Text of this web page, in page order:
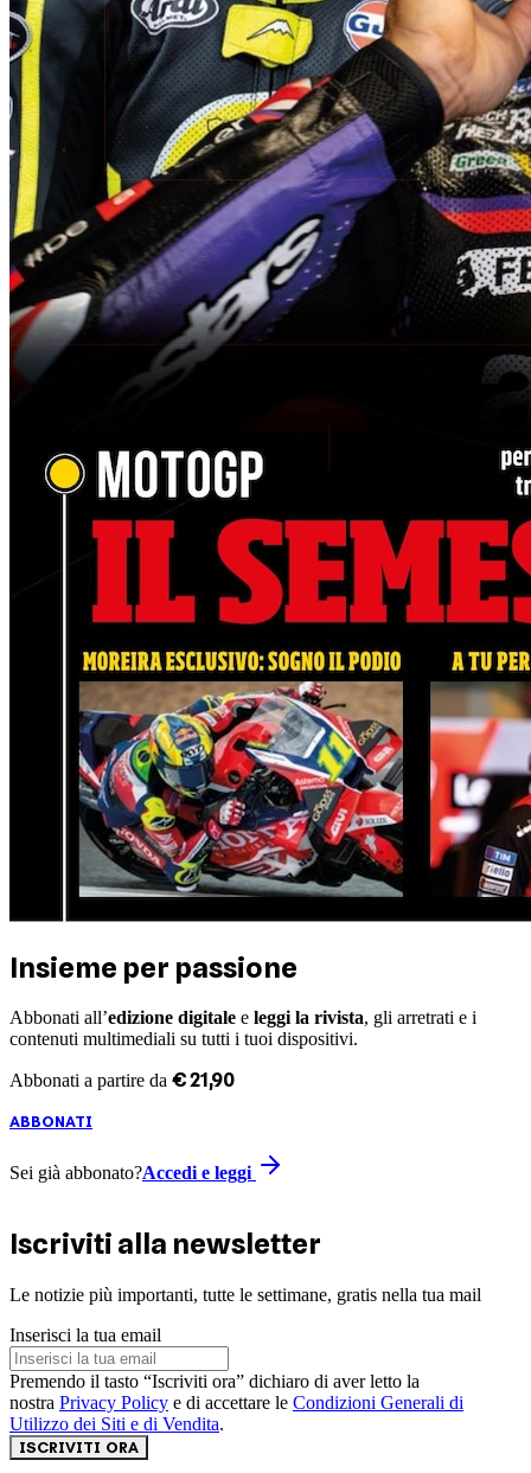
Insieme per passione
Abbonati all’edizione digitale e leggi la rivista, gli arretrati e i
contenuti multimediali su tutti i tuoi dispositivi.
Abbonati a partire da €21 ,90
ABBONATI
Sei già abbonato?Accedi e leggi
Iscriviti alla newsletter
Le notizie più importanti, tutte le settimane, gratis nella tua mail
Inserisci la tua email
Premendo il tasto “Iscriviti ora” dichiaro di aver letto la
nostra Privacy Policy e di accettare le Condizioni Generali di
Utilizzo dei Siti e di Vendita.
ISCRIVITI ORA